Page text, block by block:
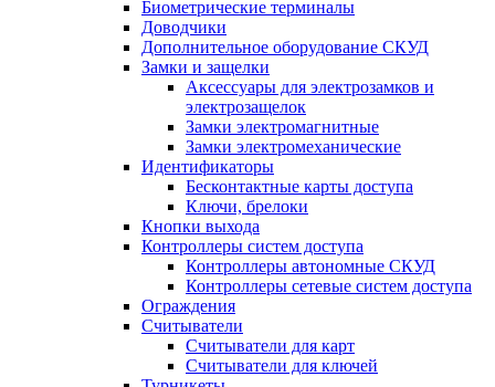
Биометрические терминалы
Доводчики
Дополнительное оборудование СКУД
Замки и защелки
Аксессуары для электрозамков и
электрозащелок
Замки электромагнитные
Замки электромеханические
Идентификаторы
Бесконтактные карты доступа
Ключи, брелоки
Кнопки выхода
Контроллеры систем доступа
Контроллеры автономные СКУД
Контроллеры сетевые систем доступа
Ограждения
Считыватели
Считыватели для карт
Считыватели для ключей